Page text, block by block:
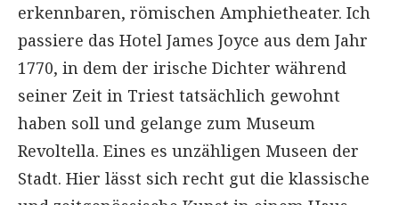
erkennbaren, römischen Amphietheater. Ich
passiere das Hotel James Joyce aus dem Jahr
1770, in dem der irische Dichter während
seiner Zeit in Triest tatsächlich gewohnt
haben soll und gelange zum Museum
Revoltella. Eines es unzähligen Museen der
Stadt. Hier lässt sich recht gut die klassische